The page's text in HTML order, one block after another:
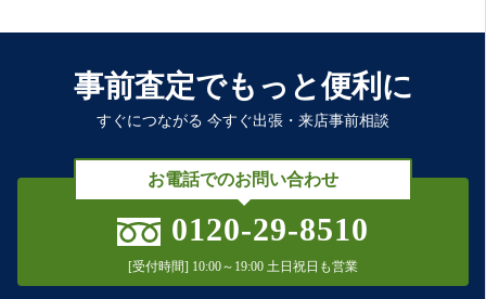
事前査定でもっと便利に
すぐにつながる 今すぐ出張・来店事前相談
お電話でのお問い合わせ
0120-29-8510
[受付時間] 10:00～19:00 土日祝日も営業